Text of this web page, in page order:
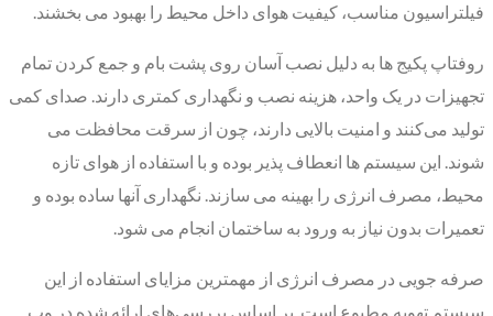
فیلتراسیون مناسب، کیفیت هوای داخل محیط را بهبود می بخشند.
روفتاپ پکیج ها به دلیل نصب آسان روی پشت‌ بام و جمع کردن تمام
تجهیزات در یک واحد، هزینه نصب و نگهداری کمتری دارند. صدای کمی
تولید می‌کنند و امنیت بالایی دارند، چون از سرقت محافظت می
شوند. این سیستم‌ ها انعطاف‌ پذیر بوده و با استفاده از هوای تازه
محیط، مصرف انرژی را بهینه می سازند. نگهداری آنها ساده بوده و
تعمیرات بدون نیاز به ورود به ساختمان انجام می شود.
صرفه جویی در مصرف انرژی از مهمترین مزایای استفاده از این
سیستم تهویه مطبوع است. بر اساس بررسی‌های ارائه ‌شده در وب‌